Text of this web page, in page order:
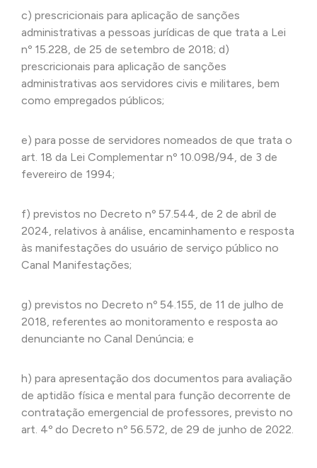
c) prescricionais para aplicação de sanções
administrativas a pessoas jurídicas de que trata a Lei
nº 15.228, de 25 de setembro de 2018; d)
prescricionais para aplicação de sanções
administrativas aos servidores civis e militares, bem
como empregados públicos;
e) para posse de servidores nomeados de que trata o
art. 18 da Lei Complementar nº 10.098/94, de 3 de
fevereiro de 1994;
f) previstos no Decreto nº 57.544, de 2 de abril de
2024, relativos à análise, encaminhamento e resposta
às manifestações do usuário de serviço público no
Canal Manifestações;
g) previstos no Decreto nº 54.155, de 11 de julho de
2018, referentes ao monitoramento e resposta ao
denunciante no Canal Denúncia; e
h) para apresentação dos documentos para avaliação
de aptidão física e mental para função decorrente de
contratação emergencial de professores, previsto no
art. 4º do Decreto nº 56.572, de 29 de junho de 2022.